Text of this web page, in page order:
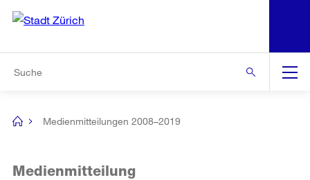
Navigation
[no
Medienmitteilungen 2008–2019
Medienmitteilung